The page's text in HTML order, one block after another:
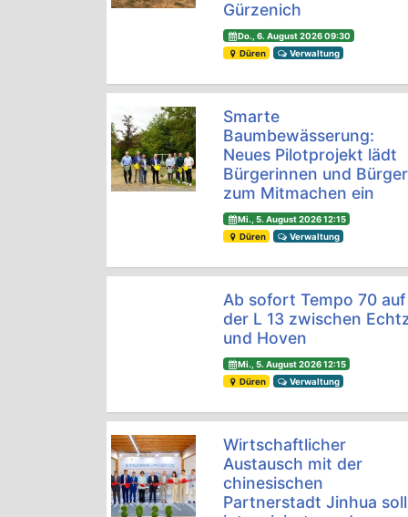
Gürzenich
Do., 6. August 2026 09:30
Düren
Verwaltung
Smarte
Baumbewässerung:
Neues Pilotprojekt lädt
Bürgerinnen und Bürger
zum Mitmachen ein
Mi., 5. August 2026 12:15
Düren
Verwaltung
Ab sofort Tempo 70 auf
der L 13 zwischen
und Hoven
Mi., 5. August 2026 12:15
Düren
Verwaltung
Wirtschaftlicher
Austausch mit der
chinesischen
Partnerstadt Jinhua soll